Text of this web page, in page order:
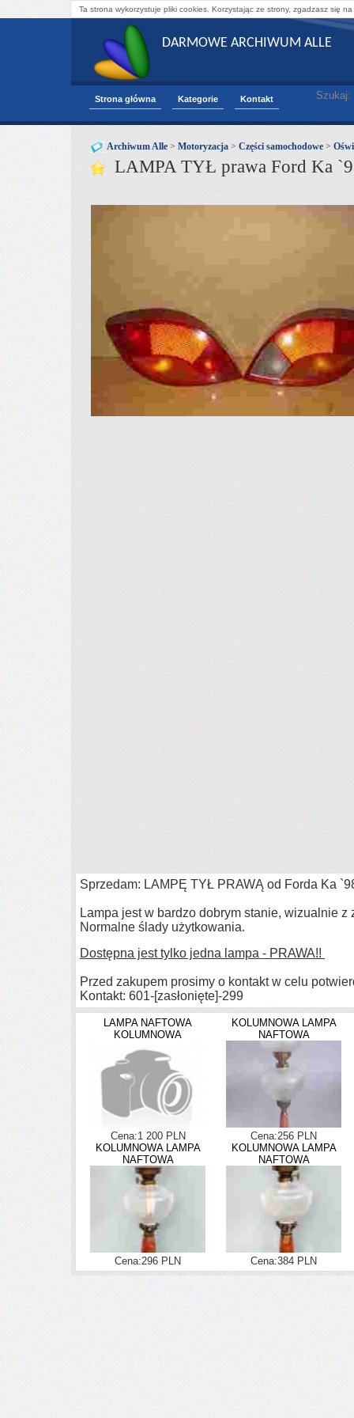
Ta strona wykorzystuje pliki cookies. Korzystając ze strony, zgadzasz się
DARMOWE ARCHIWUM ALLE
Strona główna Kategorie Kontakt Szukaj:
Archiwum Alle > Motoryzacja > Części samochodowe >
LAMPA TYŁ prawa Ford Ka
Sprzedam: LAMPĘ TYŁ PRAWĄ od Forda Ka
Lampa jest w bardzo dobrym stanie, wizualnie z
Normalne ślady użytkowania.
Dostępna jest tylko jedna lampa - PRAWA!!
Przed zakupem prosimy o kontakt w celu
Kontakt: 601-[zasłonięte]-299
LAMPA NAFTOWA
KOLUMNOWA
Cena:1 200 PLN
KOLUMNOWA LAMPA
NAFTOWA
Cena:256 PLN
KOLUMNOWA LAMPA
NAFTOWA
Cena:296 PLN
KOLUMNOWA LAMPA
NAFTOWA
Cena:384 PLN